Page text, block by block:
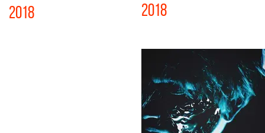
2018 2018